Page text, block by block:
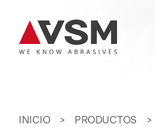
INICIO
PRODUCTOS